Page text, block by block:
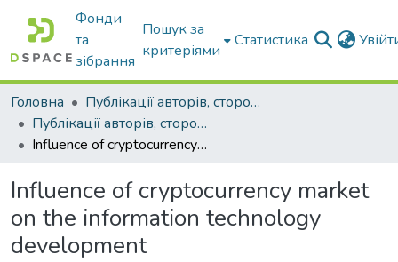
Фонди
та
зібрання
Пошук за
критеріями
Статистика
Головна
Публікації авторів, сторонніх університету
Публікації авторів, сторонніх університету
Influence of cryptocurrency market on the information technology development
Influence of cryptocurrency market
on the information technology
development